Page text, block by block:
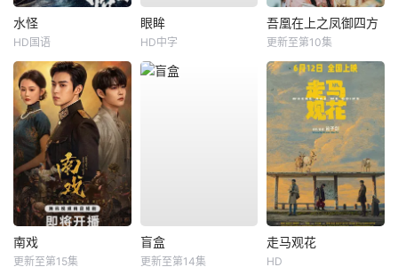
水怪
HD国语
眼眸
HD中字
吾凰在上之凤御四方
更新至第10集
南戏
更新至第15集
盲盒
更新至第14集
走马观花
HD